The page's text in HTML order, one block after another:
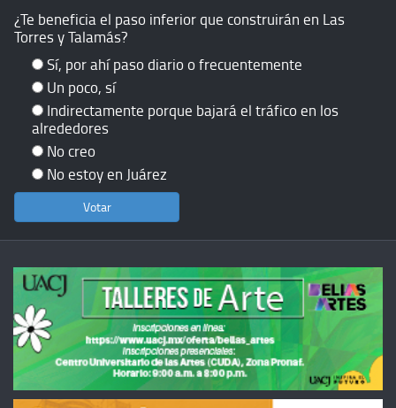
¿Te beneficia el paso inferior que construirán en Las
Torres y Talamás?
Sí, por ahí paso diario o frecuentemente
Un poco, sí
Indirectamente porque bajará el tráfico en los
alrededores
No creo
No estoy en Juárez